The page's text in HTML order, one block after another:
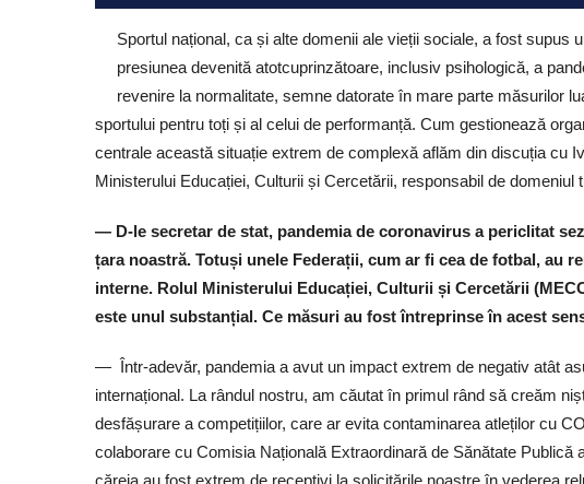
Sportul național, ca și alte domenii ale vieții sociale, a fost supus
presiunea devenită atotcuprinzătoare, inclusiv psihologică, a
revenire la normalitate, semne datorate în mare parte măsurilor
sportului pentru toți și al celui de performanță. Cum gestionează
centrale această situație extrem de complexă aflăm din discuția cu
Ministerului Educației, Culturii și Cercetării, responsabil de domeniul
— D-le secretar de stat, pandemia de coronavirus a periclitat
țara noastră. Totuși unele Federații, cum ar fi cea de fotbal, au
interne. Rolul Ministerului Educației, Culturii și Cercetării
este unul substanțial. Ce măsuri au fost întreprinse în acest
— Într-adevăr, pandemia a avut un impact extrem de negativ atât
internațional. La rândul nostru, am căutat în primul rând să creăm
desfășurare a competițiilor, care ar evita contaminarea atleților cu
colaborare cu Comisia Națională Extraordinară de Sănătate
căreia au fost extrem de receptivi la solicitările noastre în vederea